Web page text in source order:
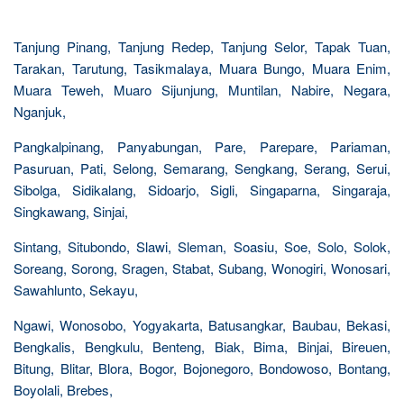
Tanjung Pinang, Tanjung Redep, Tanjung Selor, Tapak Tuan,
Tarakan, Tarutung, Tasikmalaya, Muara Bungo, Muara Enim,
Muara Teweh, Muaro Sijunjung, Muntilan, Nabire, Negara,
Nganjuk,
Pangkalpinang, Panyabungan, Pare, Parepare, Pariaman,
Pasuruan, Pati, Selong, Semarang, Sengkang, Serang, Serui,
Sibolga, Sidikalang, Sidoarjo, Sigli, Singaparna, Singaraja,
Singkawang, Sinjai,
Sintang, Situbondo, Slawi, Sleman, Soasiu, Soe, Solo, Solok,
Soreang, Sorong, Sragen, Stabat, Subang, Wonogiri, Wonosari,
Sawahlunto, Sekayu,
Ngawi, Wonosobo, Yogyakarta, Batusangkar, Baubau, Bekasi,
Bengkalis, Bengkulu, Benteng, Biak, Bima, Binjai, Bireuen,
Bitung, Blitar, Blora, Bogor, Bojonegoro, Bondowoso, Bontang,
Boyolali, Brebes,